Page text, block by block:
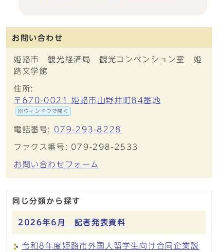
お問い合わせ
姫路市 観光経済局 観光コンベンション室 姫
路文学館
住所:
〒670-0021 姫路市山野井町84番地
別ウィンドウで開く
電話番号: 079-293-8228
ファクス番号: 079-298-2533
お問い合わせフォーム
同じ分類から探す
2026年6月 記者発表資料
令和8年度姫路市外国人留学生向け合同企業説